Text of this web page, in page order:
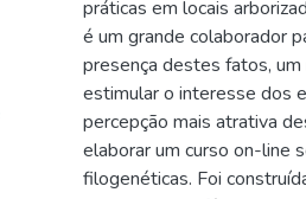
práticas em locais
é um grande colaborador
presença destes fatos,
estimular o interesse dos
percepção mais atrativa
elaborar um curso on-line
filogenéticas. Foi